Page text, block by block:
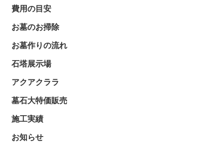
費用の目安
お墓のお掃除
お墓作りの流れ
石塔展示場
アクアクララ
墓石大特価販売
施工実績
お知らせ